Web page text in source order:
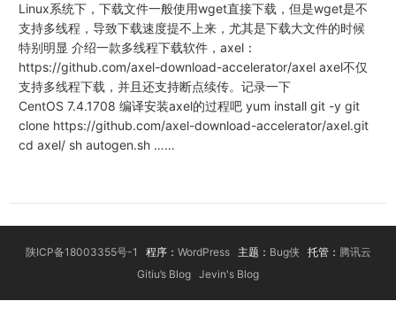
Linux系统下，下载文件一般使用wget直接下载，但是wget是不
支持多线程，导致下载速度提不上来，尤其是下载大文件的时候
特别明显 介绍一款多线程下载软件，axel：
https://github.com/axel-download-accelerator/axel axel不仅
支持多线程下载，并且还支持断点续传。记录一下
CentOS 7.4.1708 编译安装axel的过程吧 yum install git -y git
clone https://github.com/axel-download-accelerator/axel.git
cd axel/ sh autogen.sh ……
陕ICP备18003355号-1 程序： WordPress 主题： Bug侠 托管： 腾讯云
Gitiu’s Blog Jevin's Blog